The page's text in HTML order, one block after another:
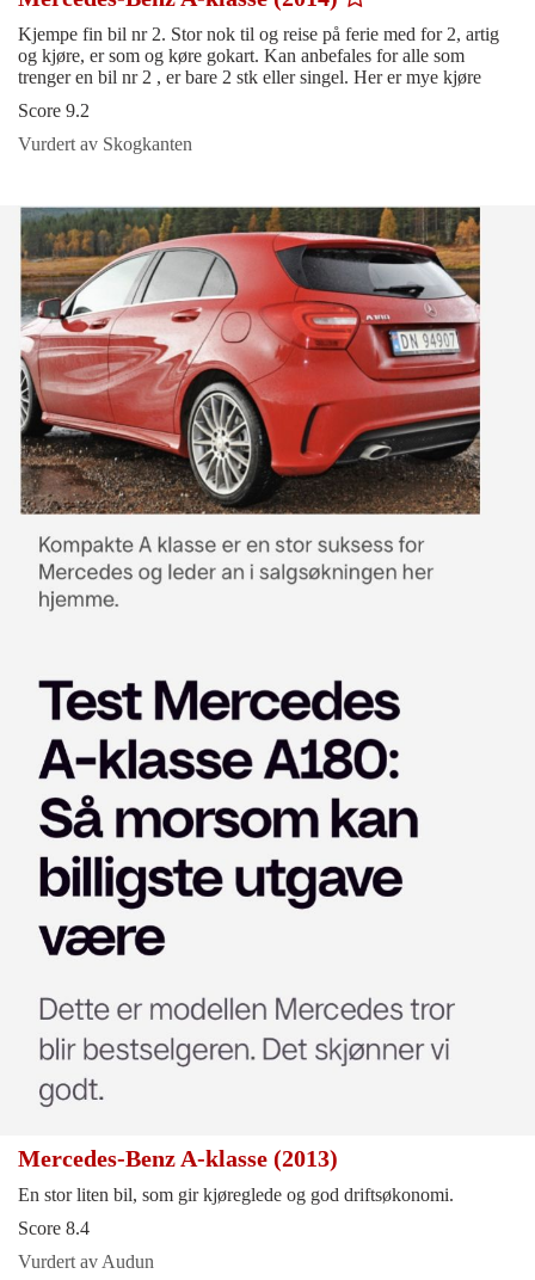
Kjempe fin bil nr 2. Stor nok til og reise på ferie med for 2, artig
og kjøre, er som og køre gokart. Kan anbefales for alle som
trenger en bil nr 2 , er bare 2 stk eller singel. Her er mye kjøre
Score 9.2
Vurdert av Skogkanten
Mercedes-Benz A-klasse (2013)
En stor liten bil, som gir kjøreglede og god driftsøkonomi.
Score 8.4
Vurdert av Audun